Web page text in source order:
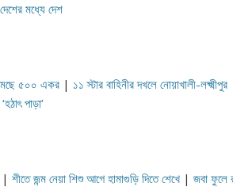
মধ্যে দেশ
৫০০ একর| ১১ স্টার বাহিনীর দখলে নোয়াখালী-লক্ষ্মীপুর
পাড়া’
শীতে জন্ম নেয়া শিশু আগে হামাগুড়ি দিতে শেখে| জবা ফুলে